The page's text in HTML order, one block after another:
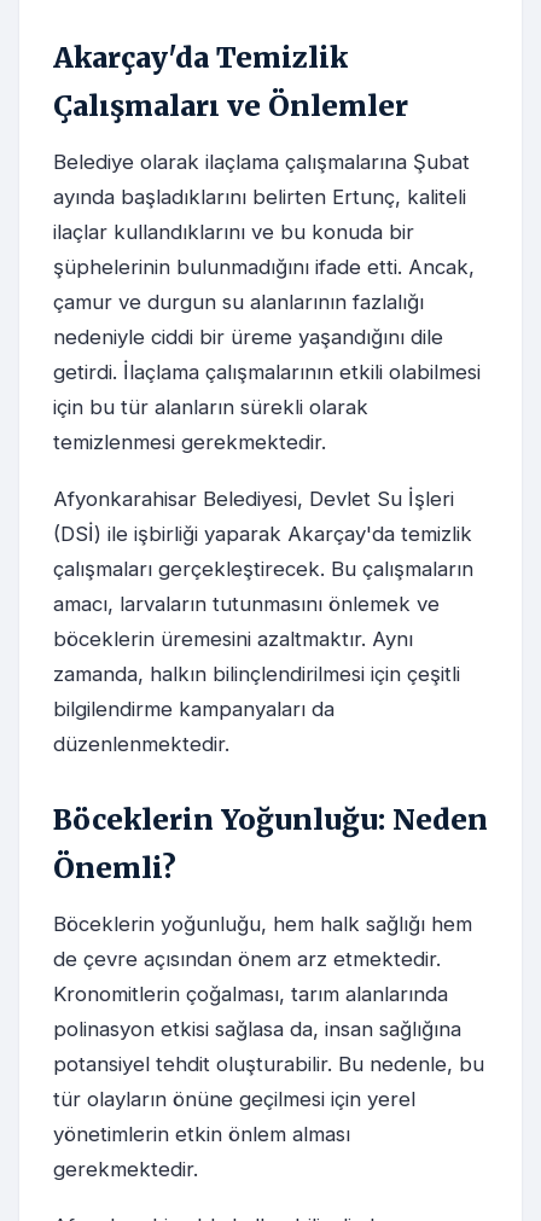
Akarçay'da Temizlik
Çalışmaları ve Önlemler
Belediye olarak ilaçlama çalışmalarına Şubat
ayında başladıklarını belirten Ertunç, kaliteli
ilaçlar kullandıklarını ve bu konuda bir
şüphelerinin bulunmadığını ifade etti. Ancak,
çamur ve durgun su alanlarının fazlalığı
nedeniyle ciddi bir üreme yaşandığını dile
getirdi. İlaçlama çalışmalarının etkili olabilmesi
için bu tür alanların sürekli olarak
temizlenmesi gerekmektedir.
Afyonkarahisar Belediyesi, Devlet Su İşleri
(DSİ) ile işbirliği yaparak Akarçay'da temizlik
çalışmaları gerçekleştirecek. Bu çalışmaların
amacı, larvaların tutunmasını önlemek ve
böceklerin üremesini azaltmaktır. Aynı
zamanda, halkın bilinçlendirilmesi için çeşitli
bilgilendirme kampanyaları da
düzenlenmektedir.
Böceklerin Yoğunluğu: Neden
Önemli?
Böceklerin yoğunluğu, hem halk sağlığı hem
de çevre açısından önem arz etmektedir.
Kronomitlerin çoğalması, tarım alanlarında
polinasyon etkisi sağlasa da, insan sağlığına
potansiyel tehdit oluşturabilir. Bu nedenle, bu
tür olayların önüne geçilmesi için yerel
yönetimlerin etkin önlem alması
gerekmektedir.